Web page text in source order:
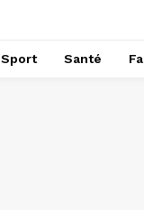
Sport Santé